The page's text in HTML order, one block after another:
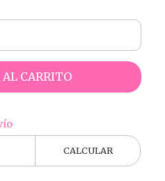
AL CARRITO
CALCULAR